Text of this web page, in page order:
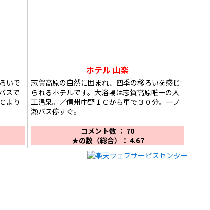
いで
スで
より
ホテル 山楽
志賀高原の自然に囲まれ、四季の移ろいを感じ
られるホテルです。大浴場は志賀高原唯一の人
工温泉。／信州中野ＩＣから車で３０分。一ノ
瀬バス停すぐ。
コメント数 ： 70
★の数（総合）： 4.67